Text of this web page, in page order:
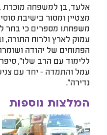
אלעד, בן למשפחה מוכרת
מצטיין ומסור בישיבת
משפחתו מספרים כי בחר
עמוק לארץ ולרוח התורה,
הפתוחים של יהודה
ללימוד עם הרב שלו",
עמל והתמדה - יחד עם
נדירה".
המלצות נוספות